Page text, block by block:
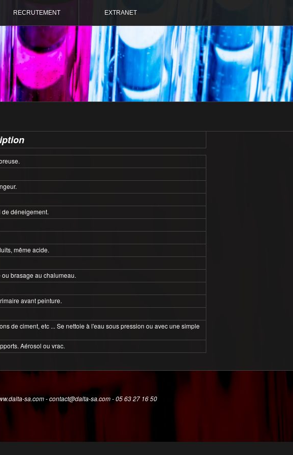
RECRUTEMENT EXTRANET
déneigement.
même acide.
brasage au chalumeau.
avant peinture.
de ciment, etc ... Se nettoie à l'eau sous pression ou avec une simple
Aérosol ou vrac.
sa.com - contact@dalta-sa.com - 05 63 27 16 50